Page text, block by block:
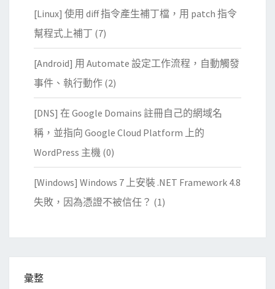
[Linux] 使用 diff 指令產生補丁檔，用 patch 指令
幫程式上補丁 (7)
[Android] 用 Automate 設定工作流程，自動觸發
事件、執行動作 (2)
[DNS] 在 Google Domains 註冊自己的網域名
稱，並指向 Google Cloud Platform 上的
WordPress 主機 (0)
[Windows] Windows 7 上安裝 .NET Framework 4.8
失敗，因為憑證不被信任？ (1)
彙整